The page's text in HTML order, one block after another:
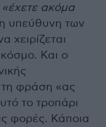
«έχετε ακόμα
υπεύθυνη των
χειρίζεται
Και ο
τη φράση «ας
το τροπάρι
φορές. Κάποια